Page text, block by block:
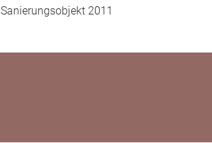
Sanierungsobjekt 2011